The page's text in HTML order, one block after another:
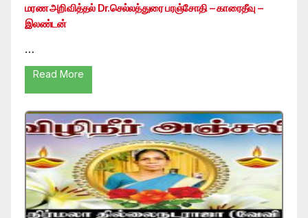
மரண அறிவித்தல் Dr.செல்லத்துரை பரஞ்சோதி – காரைதீவு –
இலண்டன்
…
Read More